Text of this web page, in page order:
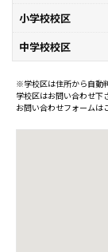
小学校校区
中学校校区
※学校区は住所から自動
学校区はお問い合わせ下
お問い合わせフォームは